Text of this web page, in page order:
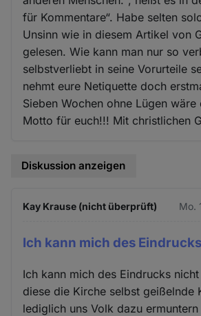
für Kommentare“. Habe selten
Unsinn wie in diesem Artikel von
gelesen. Wie kann man nur so
selbstverliebt in seine Vorurteile
nehmt eure Netiquette doch
Sieben Wochen ohne Lügen wäre
Motto für euch!!! Mit christlichen
Diskussion anzeigen
Kay Krause (nicht überprüft) Mo.
Ich kann mich des Eindrucks
Ich kann mich des Eindrucks
diese die Kirche selbst geißelnde
lediglich uns Volk dazu